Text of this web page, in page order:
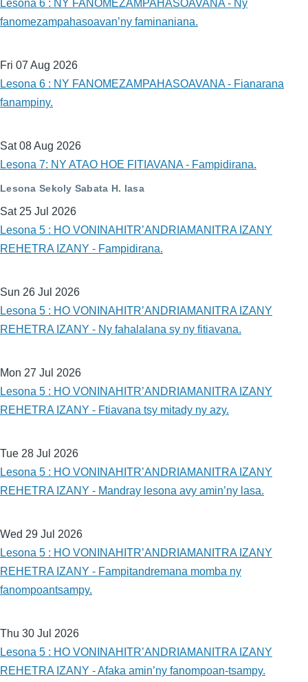
Lesona 6 : NY FANOMEZAMPAHASOAVANA - Ny
fanomezampahasoavan’ny faminaniana.
Fri 07 Aug 2026
Lesona 6 : NY FANOMEZAMPAHASOAVANA - Fianarana
fanampiny.
Sat 08 Aug 2026
Lesona 7: NY ATAO HOE FITIAVANA - Fampidirana.
Lesona Sekoly Sabata H. lasa
Sat 25 Jul 2026
Lesona 5 : HO VONINAHITR’ANDRIAMANITRA IZANY
REHETRA IZANY - Fampidirana.
Sun 26 Jul 2026
Lesona 5 : HO VONINAHITR’ANDRIAMANITRA IZANY
REHETRA IZANY - Ny fahalalana sy ny fitiavana.
Mon 27 Jul 2026
Lesona 5 : HO VONINAHITR’ANDRIAMANITRA IZANY
REHETRA IZANY - Ftiavana tsy mitady ny azy.
Tue 28 Jul 2026
Lesona 5 : HO VONINAHITR’ANDRIAMANITRA IZANY
REHETRA IZANY - Mandray lesona avy amin’ny lasa.
Wed 29 Jul 2026
Lesona 5 : HO VONINAHITR’ANDRIAMANITRA IZANY
REHETRA IZANY - Fampitandremana momba ny
fanompoantsampy.
Thu 30 Jul 2026
Lesona 5 : HO VONINAHITR’ANDRIAMANITRA IZANY
REHETRA IZANY - Afaka amin’ny fanompoan-tsampy.